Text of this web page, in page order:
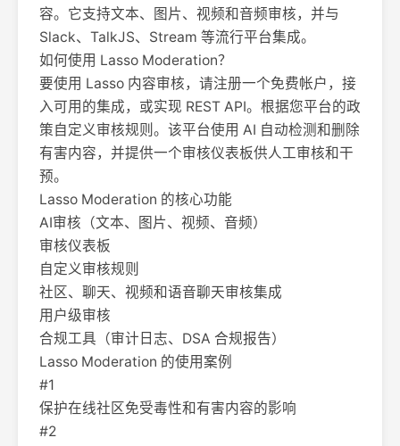
容。它支持文本、图片、视频和音频审核，并与
Slack、TalkJS、Stream 等流行平台集成。
如何使用 Lasso Moderation？
要使用 Lasso 内容审核，请注册一个免费帐户，接
入可用的集成，或实现 REST API。根据您平台的政
策自定义审核规则。该平台使用 AI 自动检测和删除
有害内容，并提供一个审核仪表板供人工审核和干
预。
Lasso Moderation 的核心功能
AI审核（文本、图片、视频、音频）
审核仪表板
自定义审核规则
社区、聊天、视频和语音聊天审核集成
用户级审核
合规工具（审计日志、DSA 合规报告）
Lasso Moderation 的使用案例
#1
保护在线社区免受毒性和有害内容的影响
#2